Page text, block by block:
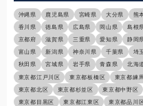
沖縄県 鹿児島県 宮崎県 大分県 熊
香川県
徳島県 広島県 岡山県 島根
京都府
滋賀県 三重県 愛知県 静岡
富山県
新潟県 神奈川県 千葉県 埼
秋田県
宮城県 岩手県 青森県 北海道
東京都江戸川区
東京都板橋区 東京都練
東京都北区
東京都杉並区 東京都中野区
東京都目黒区
東京都江東区 東京都品川